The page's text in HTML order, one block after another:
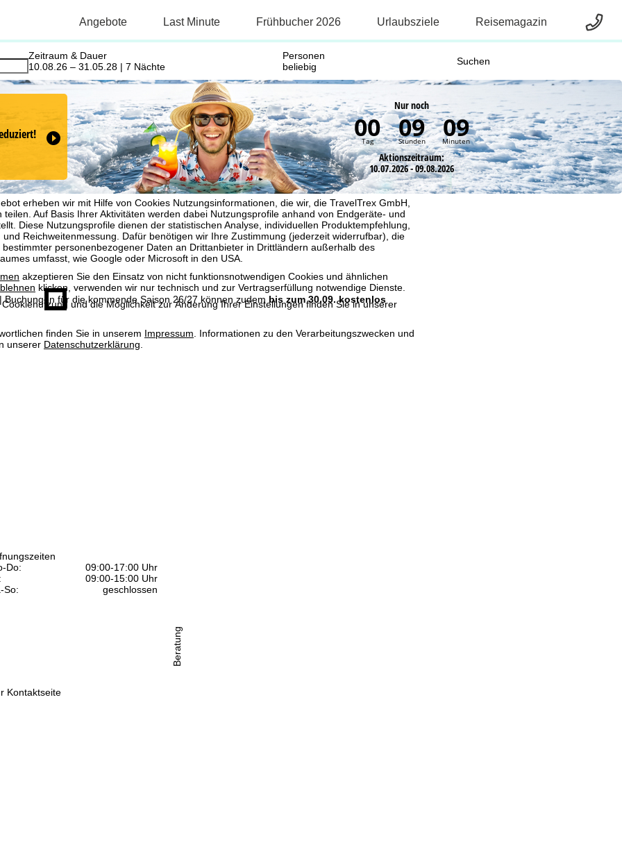
erheben wir mit Hilfe von Cookies Nutzungsinformationen, die wir, die TravelTrex GmbH,
Auf Basis Ihrer Aktivitäten werden dabei Nutzungsprofile anhand von Endgeräte- und
Diese Nutzungsprofile dienen der statistischen Analyse, individuellen Produktempfehlung,
Reichweitenmessung. Dafür benötigen wir Ihre Zustimmung (jederzeit widerrufbar), die
personenbezogener Daten an Drittanbieter in Drittländern außerhalb des
umfasst, wie Google oder Microsoft in den USA.
akzeptieren Sie den Einsatz von nicht funktionsnotwendigen Cookies und ähnlichen
klicken, verwenden wir nur technisch und zur Vertragserfüllung notwendige Dienste.
und die Möglichkeit zur Änderung Ihrer Einstellungen finden Sie in unserer
finden Sie in unserem Impressum . Informationen zu den Verarbeitungszwecken und
unserer Datenschutzerklärung
Do:
09:00-17:00 Uhr
09:00-15:00 Uhr
So:
geschlossen
Kontaktseite
Beratung
Zeitraum & Dauer
10.08.26 – 31.05.28 | 7 Nächte
Personen
beliebig
Suchen
R
Nur noch
00
Tag 09
Stunden 09
Minuten
Aktionszeitraum:
10.07.2026 - 09.08.2026
für die kommende Saison 26/27 können zudem bis zum 30.09. kostenlos